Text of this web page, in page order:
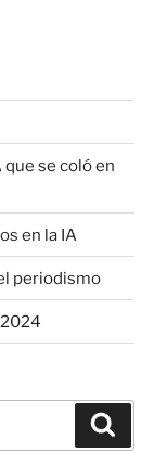
que se coló en
en la IA
periodismo